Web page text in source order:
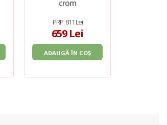
crom
PRP: 811 Lei
659 Lei
ADAUGĂ ÎN COȘ